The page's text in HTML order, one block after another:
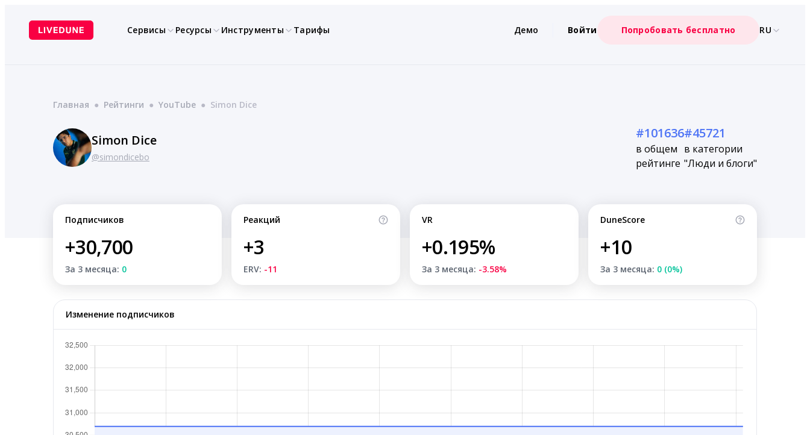
содержимому
Сервисы Ресурсы Инструменты Тарифы Демо Войти Попробовать бесплатно RU
Главная ● Рейтинги ● YouTube ● Simon Dice
Simon Dice
@simondicebo
#101636
в общем
рейтинге
#45721
в категории
"Люди и блоги"
Подписчиков
+30,700
За 3 месяца: 0
Реакций
+3
ERV: -11
VR
+0.195%
За 3 месяца: -3.58%
DuneScore
+10
За 3 месяца: 0 (0%)
Изменение подписчиков